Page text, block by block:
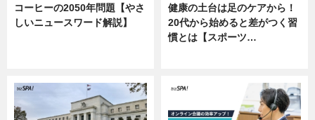
コーヒーの2050年問題【やさ
しいニュースワード解説】
健康の土台は足のケアから！
20代から始めると差がつく習
慣とは【スポーツ…